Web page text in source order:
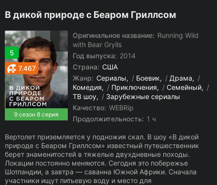
В дикой природе с Беаром Гриллсом
5
9 сезон 8 серия
7.467
Оригинальное название: Running Wild
with Bear Grylls
Год выпуска: 2014
Страна: США
Жанр: Сериалы / Боевик / Драма
/
Комедия
/ Приключения / Семейный
/
ТВ шоу
/ Зарубежные сериалы
Качество: WEBRip
Продолжительность: 1 ч
Вертолет приземляется у подножия скал. В шоу «В дикой
природе с Беаром Гриллсом» известный путешественник
берет знаменитостей в тяжелые двухдневные походы.
Локации постоянно меняются. Сегодня это побережье
Шотландии, а завтра — саванна Южной Африки. Сначала
участники ищут питьевую воду и место для